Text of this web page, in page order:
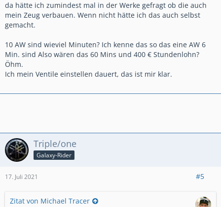
da hätte ich zumindest mal in der Werke gefragt ob die auch
mein Zeug verbauen. Wenn nicht hätte ich das auch selbst
gemacht.
10 AW sind wieviel Minuten? Ich kenne das so das eine AW 6
Min. sind Also wären das 60 Mins und 400 € Stundenlohn?
Öhm.
Ich mein Ventile einstellen dauert, das ist mir klar.
Triple/one
Galaxy-Rider
17. Juli 2021 #5
Zitat von Michael Tracer